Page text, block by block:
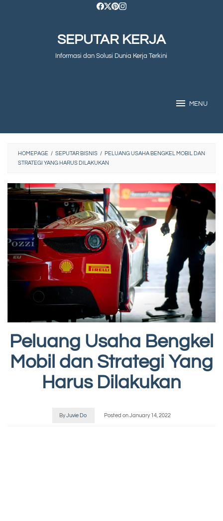
SEPUTAR KERJA
Informasi dan Solusi Dunia Kerja Terkini
MENU
HOMEPAGE / SEPUTAR BISNIS / PELUANG USAHA BENGKEL MOBIL DAN
STRATEGI YANG HARUS DILAKUKAN
Peluang Usaha Bengkel
Mobil dan Strategi Yang
Harus Dilakukan
ByJuvie Do Posted onJanuary 14, 2022